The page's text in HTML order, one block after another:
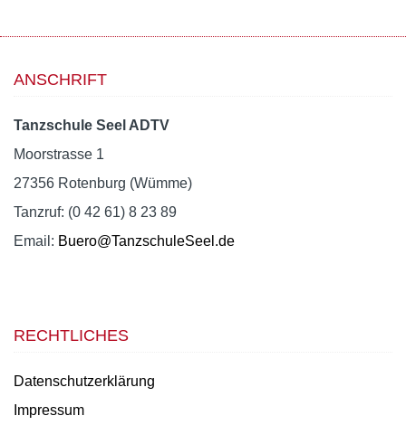
ANSCHRIFT
Tanzschule Seel ADTV
Moorstrasse 1
27356 Rotenburg (Wümme)
Tanzruf: (0 42 61) 8 23 89
Email: Buero@TanzschuleSeel.de
RECHTLICHES
Datenschutzerklärung
Impressum